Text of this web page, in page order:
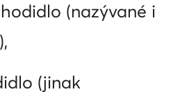
(nazývané i
(jinak